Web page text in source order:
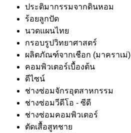
ประติมากรรมจากดินหอม
ร้อยลูกปัด
นวดแผนไทย
กรอบรูปวิทยาศาสตร์
ผลิตภัณฑ์จากเชือก (มาคราเม่)
คอมพิวเตอร์เบื้องต้น
ดีไซน์
ช่างซ่อมจักรอุตสาหกรรม
ช่างซ่อมวีดีโอ - ซีดี
ช่างซ่อมคอมพิวเตอร์
ตัดเสื้อสูทชาย